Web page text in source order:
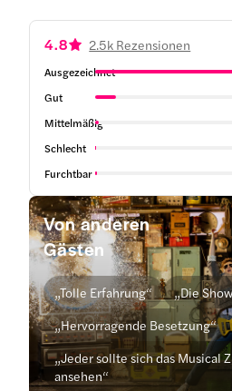
4.8 2.5k Rezensionen
Ausgezeichnet
Gut
Mittelmäßig
Schlecht
Furchtbar
Von anderen
Gästen
„Tolle Erfahrung“
„Die
„Hervorragende Besetzung“
„Jeder sollte sich das Musical
ansehen“